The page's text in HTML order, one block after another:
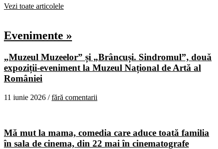
Vezi toate articolele
Evenimente »
„Muzeul Muzeelor” și „Brâncuși. Sindromul”, două
expoziții-eveniment la Muzeul Național de Artă al
României
11 iunie 2026 /fără comentarii
Mă mut la mama, comedia care aduce toată familia
în sala de cinema, din 22 mai în cinematografe